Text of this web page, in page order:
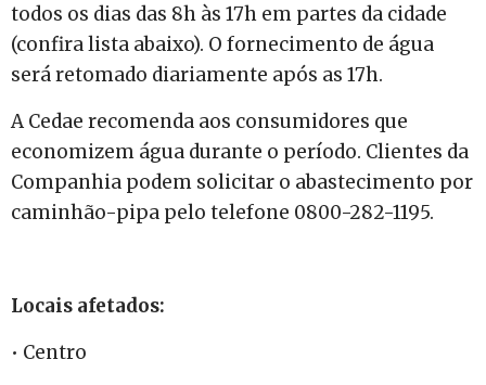
todos os dias das 8h às 17h em partes da cidade
(confira lista abaixo). O fornecimento de água
será retomado diariamente após as 17h.
A Cedae recomenda aos consumidores que
economizem água durante o período. Clientes da
Companhia podem solicitar o abastecimento por
caminhão-pipa pelo telefone 0800-282-1195.
Locais afetados:
• Centro